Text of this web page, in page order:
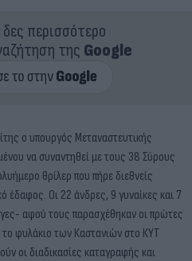
δες περισσότερο
της Google
ο υπουργός Μεταναστευτικής
να συναντηθεί με τους 38 Σύρους
θρίλερ που πήρε διεθνείς
έδαφος. Οι 22 άνδρες, 9 γυναίκες και 7
αφού τους παρασχέθηκαν οι πρώτες
φυλάκιο των Καστανιών στο ΚΥΤ
οι διαδικασίες καταγραφής και